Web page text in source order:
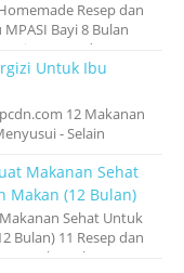
Resep dan
Bayi 8 Bulan
Finger Food - ...
Untuk Ibu
12 Makanan
- Selain
atau yang...
Makanan Sehat
Makan (12 Bulan)
Sehat Untuk
Bulan) 11 Resep dan
Untuk Anak 1 ...